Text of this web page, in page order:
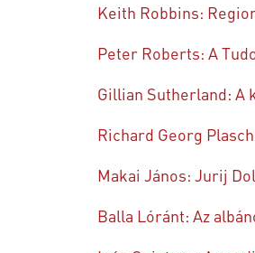
Keith Robbins:
Peter Roberts: A
Gillian Sutherland: A
Richard Georg
Makai János: Jurij
Balla Lóránt: Az